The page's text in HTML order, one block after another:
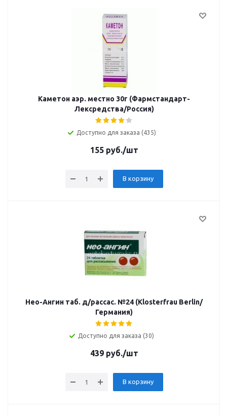
Каметон аэр. местно 30г (Фармстандарт-
Лексредства/Россия)
Доступно для заказа (435)
155руб./шт
В корзину
Нео-Ангин таб. д/рассас. №24 (Klosterfrau Berlin/
Германия)
Доступно для заказа (30)
439руб./шт
В корзину